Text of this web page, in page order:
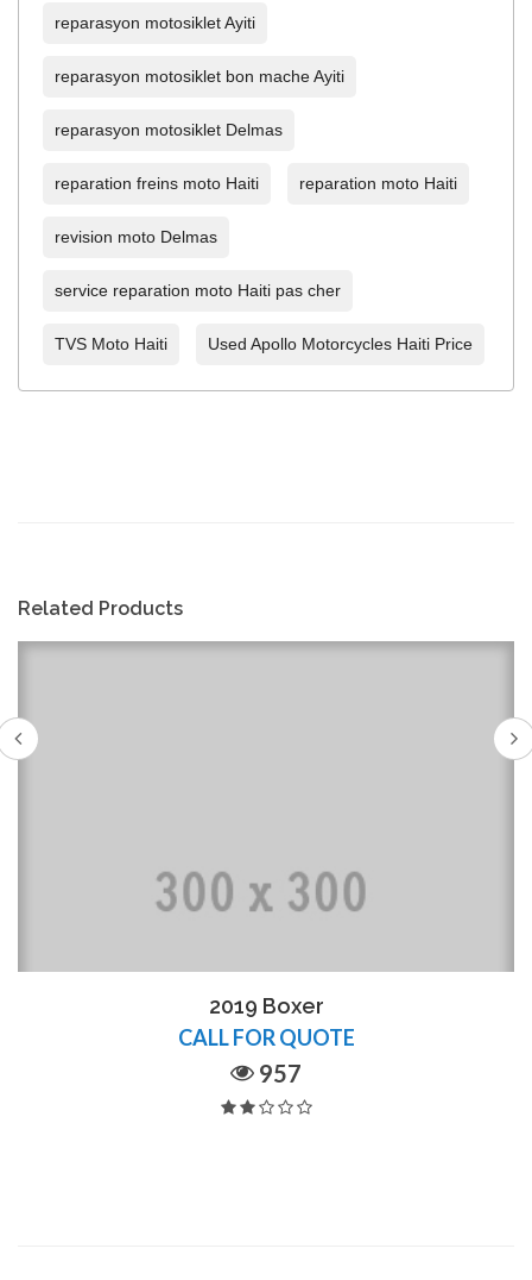
reparasyon motosiklet Ayiti
reparasyon motosiklet bon mache Ayiti
reparasyon motosiklet Delmas
reparation freins moto Haiti reparation moto Haiti
revision moto Delmas
service reparation moto Haiti pas cher
TVS Moto Haiti Used Apollo Motorcycles Haiti Price
Related Products
2019 Boxer
CALL FOR QUOTE
957